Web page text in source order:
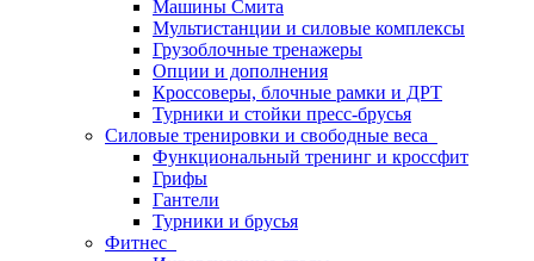
Машины Смита
Мультистанции и силовые комплексы
Грузоблочные тренажеры
Опции и дополнения
Кроссоверы, блочные рамки и ДРТ
Турники и стойки пресс-брусья
Силовые тренировки и свободные веса
Функциональный тренинг и кроссфит
Грифы
Гантели
Турники и брусья
Фитнес